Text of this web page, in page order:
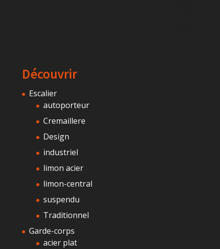
Découvrir
Escalier
autoporteur
Cremaillere
Design
industriel
limon acier
limon-central
suspendu
Traditionnel
Garde-corps
acier plat